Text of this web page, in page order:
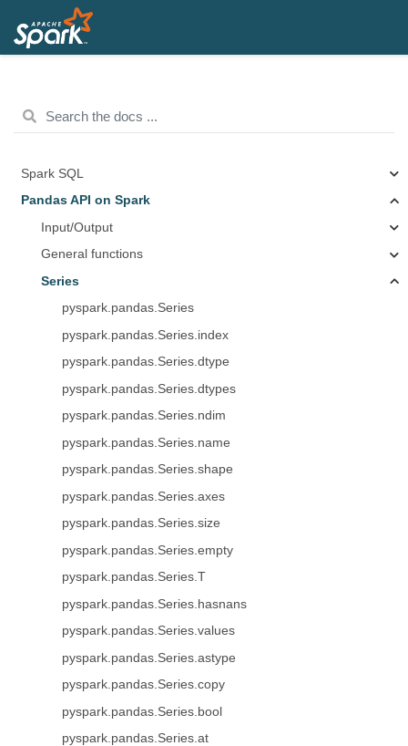
Spark SQL
Pandas API on Spark
Input/Output
General functions
Series
pyspark.pandas.Series
pyspark.pandas.Series.index
pyspark.pandas.Series.dtype
pyspark.pandas.Series.dtypes
pyspark.pandas.Series.ndim
pyspark.pandas.Series.name
pyspark.pandas.Series.shape
pyspark.pandas.Series.axes
pyspark.pandas.Series.size
pyspark.pandas.Series.empty
pyspark.pandas.Series.T
pyspark.pandas.Series.hasnans
pyspark.pandas.Series.values
pyspark.pandas.Series.astype
pyspark.pandas.Series.copy
pyspark.pandas.Series.bool
pyspark.pandas.Series.at